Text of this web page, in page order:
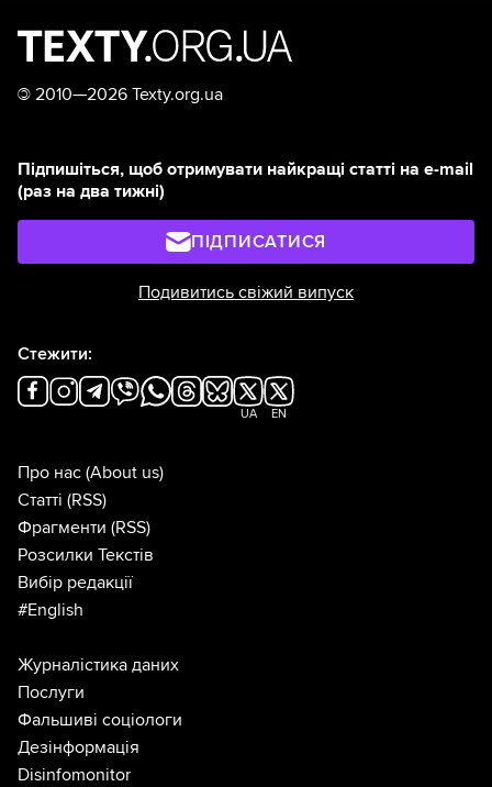
© 2010—2026 Texty.org.ua
Підпишіться, щоб отримувати найкращі статті на e-mail
(раз на два тижні)
ПІДПИСАТИСЯ
Подивитись свіжий випуск
Стежити:
UA EN
Про нас (About us)
Статті (RSS)
Фрагменти (RSS)
Розсилки Текстів
Вибір редакції
#English
Журналістика даних
Послуги
Фальшиві соціологи
Дезінформація
Disinfomonitor